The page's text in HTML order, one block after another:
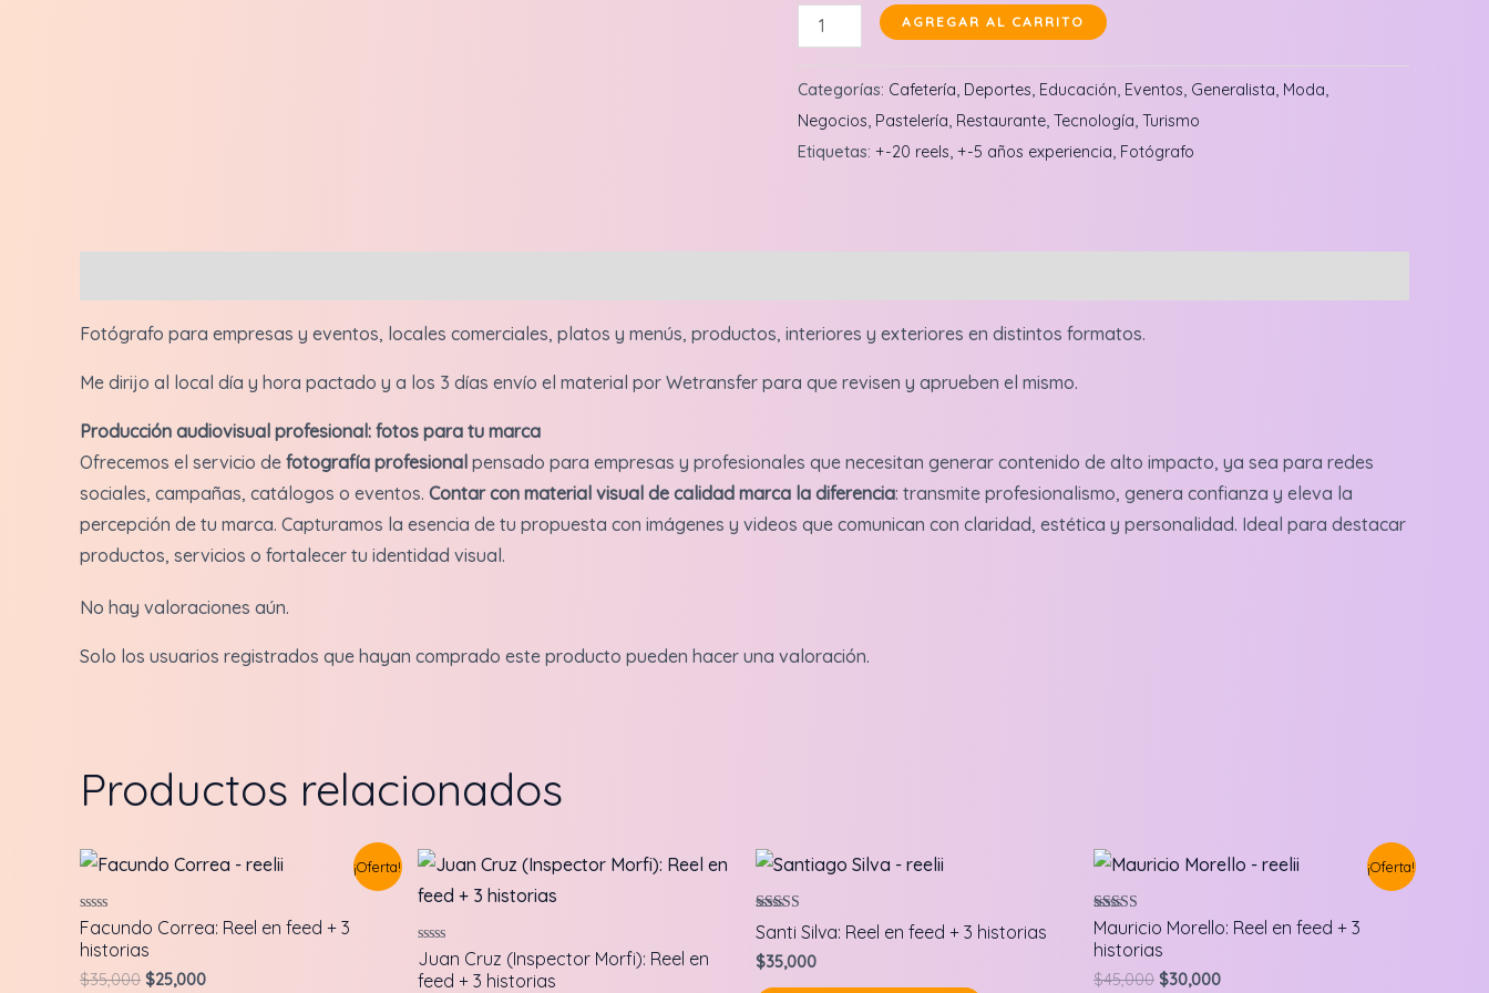
Fernando
Olarte:
Sesión
50
fotos
AGREGAR AL CARRITO
Categorías: Cafetería, Deportes, Educación, Eventos, Generalista, Moda,
Negocios, Pastelería, Restaurante, Tecnología, Turismo
Etiquetas: +-20 reels, +-5 años experiencia, Fotógrafo
Fotógrafo para empresas y eventos, locales comerciales, platos y menús, productos, interiores y exteriores en distintos formatos.
Me dirijo al local día y hora pactado y a los 3 días envío el material por Wetransfer para que revisen y aprueben el mismo.
Producción audiovisual profesional: fotos para tu marca
Ofrecemos el servicio de fotografía profesional pensado para empresas y profesionales que necesitan generar contenido de alto impacto, ya sea para redes
sociales, campañas, catálogos o eventos. Contar con material visual de calidad marca la diferencia: transmite profesionalismo, genera confianza y eleva la
percepción de tu marca. Capturamos la esencia de tu propuesta con imágenes y videos que comunican con claridad, estética y personalidad. Ideal para destacar
productos, servicios o fortalecer tu identidad visual.
No hay valoraciones aún.
Solo los usuarios registrados que hayan comprado este producto pueden hacer una valoración.
Productos relacionados
¡Oferta!
Valorado
en
0
de
5
Facundo Correa: Reel en feed + 3
historias
$35,000 Original
$25,000Current
Valorado
en
0
Juan Cruz (Inspector Morfi): Reel en
feed + 3 historias
Valorado en
5.00
de 5
Santi Silva: Reel en feed + 3 historias
$35,000
¡Oferta!
Valorado en
5.00
de 5
Mauricio Morello: Reel en feed + 3
historias
$45,000 Original
$30,000Current